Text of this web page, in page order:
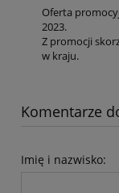
Oferta
2023.
Z promocji
w kraju.
Komentarze
Imię i nazwisko: